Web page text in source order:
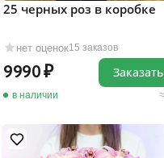
нет оценок15 заказов
25 черных роз в коробке
9990
в наличии
Заказать